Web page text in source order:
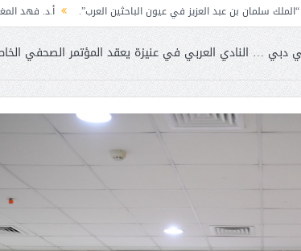
في عيون الباحثين العرب”. أ.د. فهد المغلوث ) .. رجل
دبي … النادي العربي في عنيزة يعقد المؤتمر الصحفي